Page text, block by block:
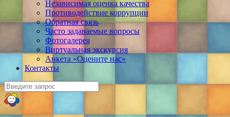
Независимая оценка качества
Противодействие коррупции
Обратная связь
Часто задаваемые вопросы
Фотогалерея
Виртуальная экскурсия
Анкета «Оцените нас»
Контакты